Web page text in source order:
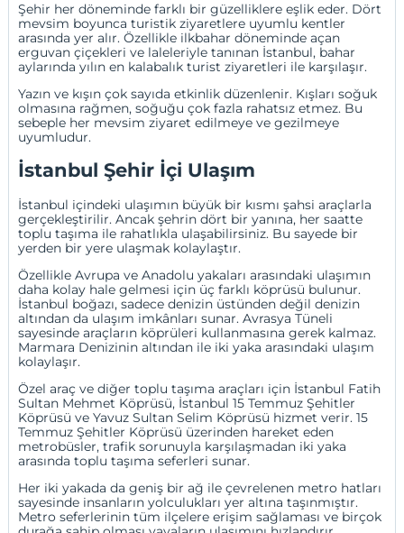
Şehir her döneminde farklı bir güzelliklere eşlik eder. Dört
mevsim boyunca turistik ziyaretlere uyumlu kentler
arasında yer alır. Özellikle ilkbahar döneminde açan
erguvan çiçekleri ve laleleriyle tanınan İstanbul, bahar
aylarında yılın en kalabalık turist ziyaretleri ile karşılaşır.
Yazın ve kışın çok sayıda etkinlik düzenlenir. Kışları soğuk
olmasına rağmen, soğuğu çok fazla rahatsız etmez. Bu
sebeple her mevsim ziyaret edilmeye ve gezilmeye
uyumludur.
İstanbul Şehir İçi Ulaşım
İstanbul içindeki ulaşımın büyük bir kısmı şahsi araçlarla
gerçekleştirilir. Ancak şehrin dört bir yanına, her saatte
toplu taşıma ile rahatlıkla ulaşabilirsiniz. Bu sayede bir
yerden bir yere ulaşmak kolaylaştır.
Özellikle Avrupa ve Anadolu yakaları arasındaki ulaşımın
daha kolay hale gelmesi için üç farklı köprüsü bulunur.
İstanbul boğazı, sadece denizin üstünden değil denizin
altından da ulaşım imkânları sunar. Avrasya Tüneli
sayesinde araçların köprüleri kullanmasına gerek kalmaz.
Marmara Denizinin altından ile iki yaka arasındaki ulaşım
kolaylaşır.
Özel araç ve diğer toplu taşıma araçları için İstanbul Fatih
Sultan Mehmet Köprüsü, İstanbul 15 Temmuz Şehitler
Köprüsü ve Yavuz Sultan Selim Köprüsü hizmet verir. 15
Temmuz Şehitler Köprüsü üzerinden hareket eden
metrobüsler, trafik sorunuyla karşılaşmadan iki yaka
arasında toplu taşıma seferleri sunar.
Her iki yakada da geniş bir ağ ile çevrelenen metro hatları
sayesinde insanların yolculukları yer altına taşınmıştır.
Metro seferlerinin tüm ilçelere erişim sağlaması ve birçok